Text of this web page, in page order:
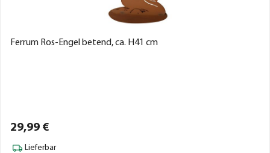
Ferrum Ros-Engel betend, ca. H41 cm
29,99 €
Lieferbar